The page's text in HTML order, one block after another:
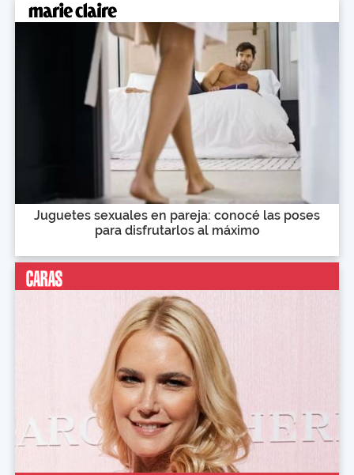
Juguetes sexuales en pareja: conocé las poses
para disfrutarlos al máximo